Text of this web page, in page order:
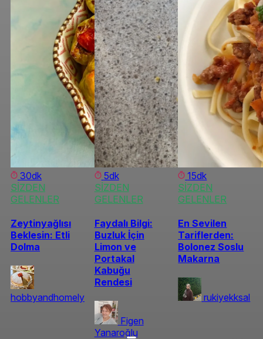
30dk
SİZDEN
GELENLER
Zeytinyağlısı
Beklesin: Etli
Dolma
hobbyandhomely
5dk
SİZDEN
GELENLER
Faydalı Bilgi:
Buzluk İçin
Limon ve
Portakal
Kabuğu
Rendesi
Figen
Yanaroğlu
15dk
SİZDEN
GELENLER
En Sevilen
Tariflerden:
Bolonez Soslu
Makarna
rukiyekksal